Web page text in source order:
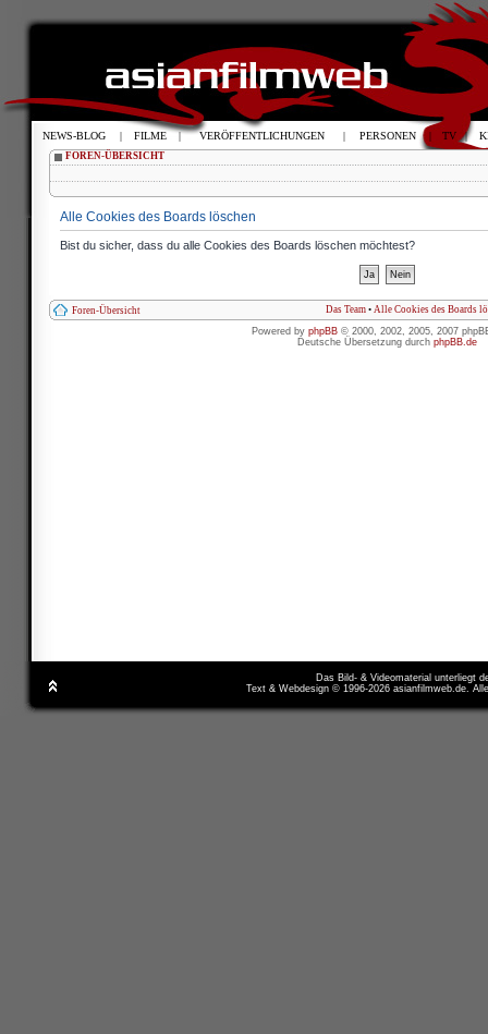
FOREN-ÜBERSICHT
Alle Cookies des Boards löschen
Bist du sicher, dass du alle Cookies des Boards löschen möchtest?
Foren-Übersicht Das Team • Alle Cookies des Boards
Powered by phpBB © 2000, 2002, 2005, 2007
Deutsche Übersetzung durch phpBB.de
Das Bild- & Videomaterial unterliegt
Text & Webdesign © 1996-2026 asianfilmweb.de.
NEWS-BLOG | FILME | VERÖFFENTLICHUNGEN | PERSONEN | TV |